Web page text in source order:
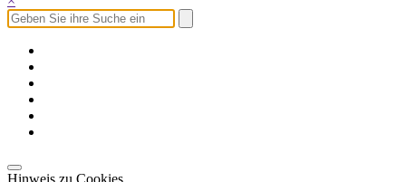
Hinweis zu Cookies